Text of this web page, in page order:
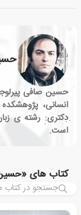
انسانی،
است.
کتاب های